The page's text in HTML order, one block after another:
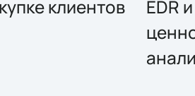
клиентов
EDR